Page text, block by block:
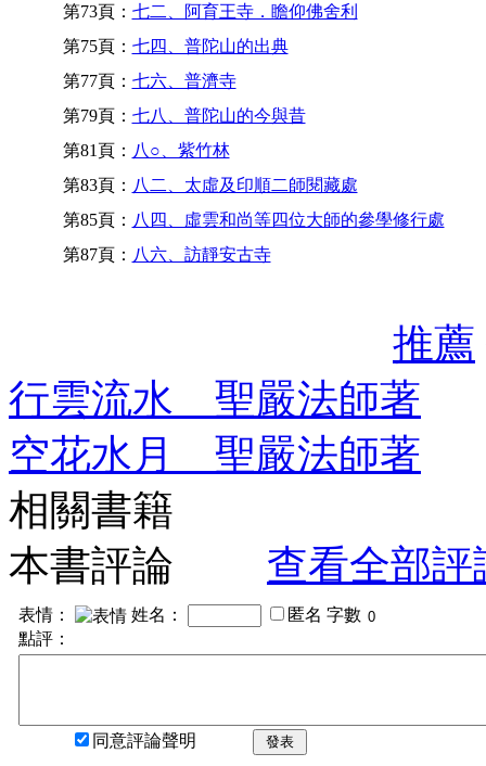
第73頁： 七二、阿育王寺．瞻仰佛舍利
第75頁： 七四、普陀山的出典
第77頁： 七六、普濟寺
第79頁： 七八、普陀山的今與昔
第81頁： 八○、紫竹林
第83頁： 八二、太虛及印順二師閱藏處
第85頁： 八四、虛雲和尚等四位大師的參學修行處
第87頁： 八六、訪靜安古寺
推薦
行雲流水 聖嚴法師著
空花水月 聖嚴法師著
相關書籍
本書評論
查看全部評
表情： 姓名： 匿名 字數
點評：
同意評論聲明 發表